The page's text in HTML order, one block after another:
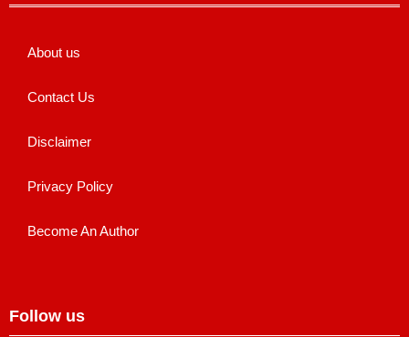
About us
Contact Us
Disclaimer
Privacy Policy
Become An Author
Follow us